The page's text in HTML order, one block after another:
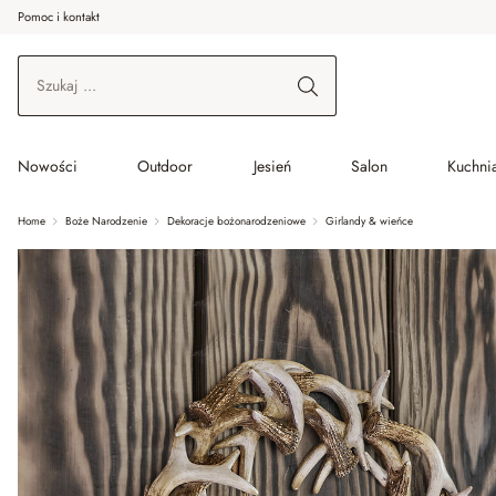
do wątku głównego
Przejdź do wyszukiwania
Przejdź do głównej nawigacji
Pomoc i kontakt
Nowości Outdoor Jesień Salon
Home Boże Narodzenie Dekoracje bożonarodzeniowe Girlandy & wieńce